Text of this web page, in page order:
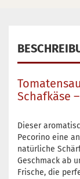
Schafkäse
Dieser
Pecorino eine
natürliche
Geschmack ab
Frische, die